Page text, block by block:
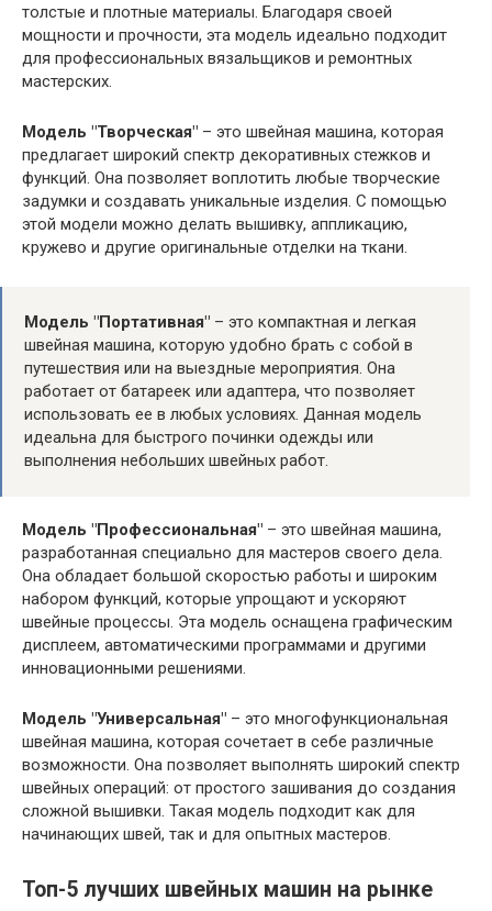
толстые и плотные материалы. Благодаря своей
мощности и прочности, эта модель идеально подходит
для профессиональных вязальщиков и ремонтных
мастерских.
Модель "Творческая" – это швейная машина, которая
предлагает широкий спектр декоративных стежков и
функций. Она позволяет воплотить любые творческие
задумки и создавать уникальные изделия. С помощью
этой модели можно делать вышивку, аппликацию,
кружево и другие оригинальные отделки на ткани.
Модель "Портативная" – это компактная и легкая
швейная машина, которую удобно брать с собой в
путешествия или на выездные мероприятия. Она
работает от батареек или адаптера, что позволяет
использовать ее в любых условиях. Данная модель
идеальна для быстрого починки одежды или
выполнения небольших швейных работ.
Модель "Профессиональная" – это швейная машина,
разработанная специально для мастеров своего дела.
Она обладает большой скоростью работы и широким
набором функций, которые упрощают и ускоряют
швейные процессы. Эта модель оснащена графическим
дисплеем, автоматическими программами и другими
инновационными решениями.
Модель "Универсальная" – это многофункциональная
швейная машина, которая сочетает в себе различные
возможности. Она позволяет выполнять широкий спектр
швейных операций: от простого зашивания до создания
сложной вышивки. Такая модель подходит как для
начинающих швей, так и для опытных мастеров.
Топ-5 лучших швейных машин на рынке